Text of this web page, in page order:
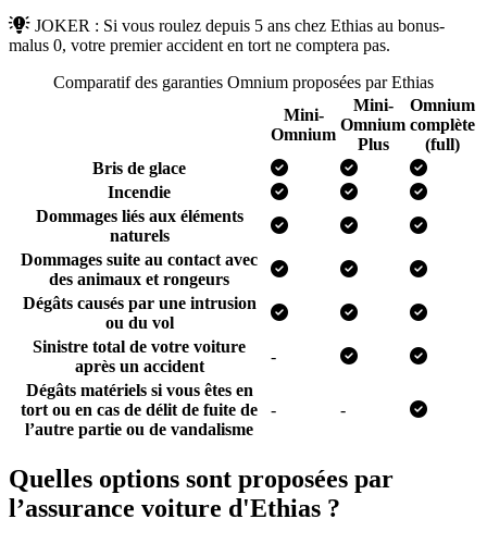
JOKER : Si vous roulez depuis 5 ans chez Ethias au bonus-
malus 0, votre premier accident en tort ne comptera pas.
Comparatif des garanties Omnium proposées par Ethias
Mini-
Omnium
Mini-
Omnium
Plus
Omnium
complète
(full)
Bris de glace
Incendie
Dommages liés aux éléments
naturels
Dommages suite au contact avec
des animaux et rongeurs
Dégâts causés par une intrusion
ou du vol
Sinistre total de votre voiture
après un accident
-
Dégâts matériels si vous êtes en
tort ou en cas de délit de fuite de
l’autre partie ou de vandalisme
- -
Quelles options sont proposées par
l’assurance voiture d'Ethias ?